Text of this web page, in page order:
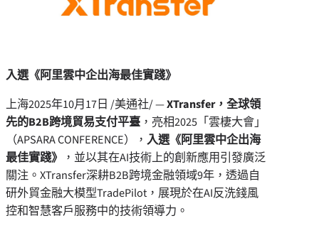
入選《阿里雲中企出海最佳實踐》
上海2025年10月17日 /美通社/ —XTransfer，全球領
先的B2B跨境貿易支付平臺 ，亮相2025「雲棲大會」
（APSARA CONFERENCE）， 入選《阿里雲中企出海
最佳實踐》 ，並以其在AI技術上的創新應用引發廣泛
關注。XTransfer深耕B2B跨境金融領域9年，透過自
研外貿金融大模型TradePilot，展現於在AI反洗錢風
控和智慧客戶服務中的技術領導力。